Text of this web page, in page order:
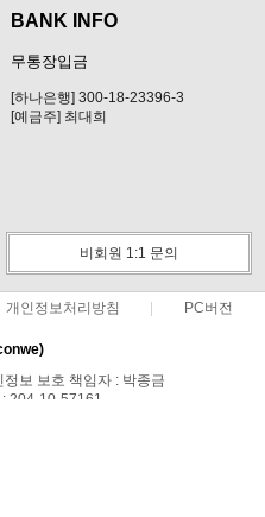
BANK INFO
무통장입금
[하나은행] 300-18-23396-3
[예금주] 최대희
비회원 1:1 문의
개인정보처리방침 PC버전
보 보호 책임자 : 박종금
204-10-57161